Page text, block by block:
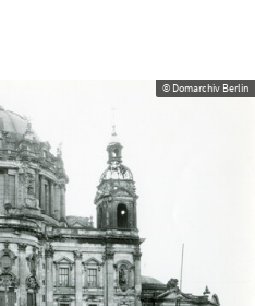
© Domarchiv Berlin